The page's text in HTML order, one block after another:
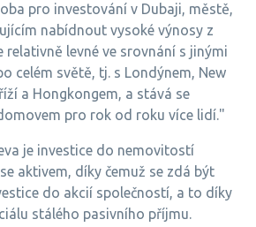
pro investování v Dubaji, městě,
nabídnout vysoké výnosy z
relativně levné ve srovnání s jinými
celém světě, tj. s Londýnem, New
a Hongkongem, a stává se
pro rok od roku více lidí."
je investice do nemovitostí
aktivem, díky čemuž se zdá být
do akcií společností, a to díky
stálého pasivního příjmu.